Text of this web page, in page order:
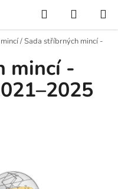
Hledat
/Sada stříbrných mincí -
mincí -